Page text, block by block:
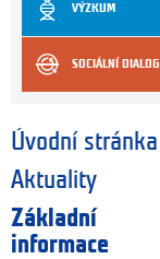
VÝZKUM
SOCIÁLNÍ DIALOG
Úvodní stránka
Aktuality
Základní
informace